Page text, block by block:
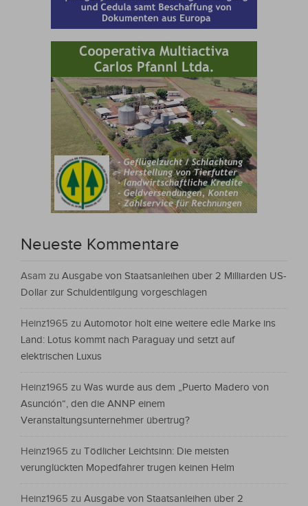
Neueste Kommentare
Asam zu Ausgabe von Staatsanleihen über 2 Milliarden US-
Dollar zur Schuldentilgung vorgeschlagen
Heinz1965 zu Automotor holt eine weitere edle Marke ins
Land: Lotus kommt nach Paraguay und setzt auf
elektrischen Luxus
Heinz1965 zu Was wurde aus dem „Puerto Madero von
Asunción“, den die ANNP einem
Veranstaltungsunternehmer übertrug?
Heinz1965 zu Tödlicher Leichtsinn: Die meisten
verunglückten Mopedfahrer trugen keinen Helm
Heinz1965 zu Ausgabe von Staatsanleihen über 2